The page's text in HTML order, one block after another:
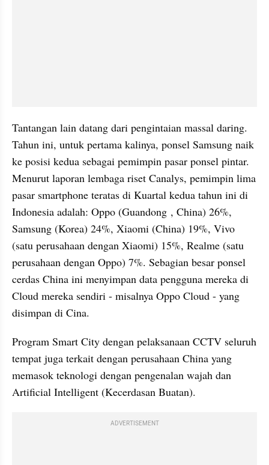
Tantangan lain datang dari pengintaian massal daring.
Tahun ini, untuk pertama kalinya, ponsel Samsung naik
ke posisi kedua sebagai pemimpin pasar ponsel pintar.
Menurut laporan lembaga riset Canalys, pemimpin lima
pasar smartphone teratas di Kuartal kedua tahun ini di
Indonesia adalah: Oppo (Guandong , China) 26%,
Samsung (Korea) 24%, Xiaomi (China) 19%, Vivo
(satu perusahaan dengan Xiaomi) 15%, Realme (satu
perusahaan dengan Oppo) 7%. Sebagian besar ponsel
cerdas China ini menyimpan data pengguna mereka di
Cloud mereka sendiri - misalnya Oppo Cloud - yang
disimpan di Cina.
Program Smart City dengan pelaksanaan CCTV seluruh
tempat juga terkait dengan perusahaan China yang
memasok teknologi dengan pengenalan wajah dan
Artificial Intelligent (Kecerdasan Buatan).
ADVERTISEMENT